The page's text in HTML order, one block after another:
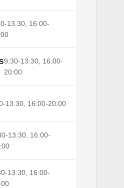
13:30, 16:00-
9:30-13:30, 16:00-
20:00
13:30, 16:00-20:00
13:30, 16:00-
13:30, 16:00-